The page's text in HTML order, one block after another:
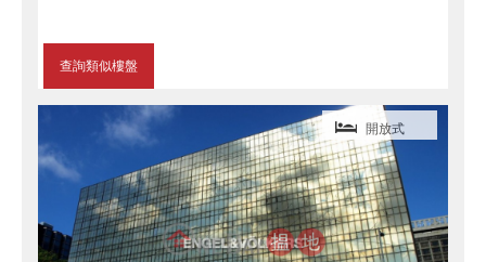
查詢類似樓盤
開放式